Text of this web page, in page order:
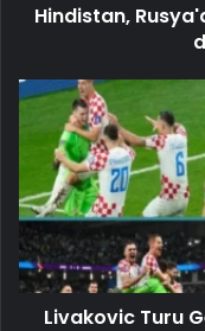
Hindistan,
Livakovic Turu